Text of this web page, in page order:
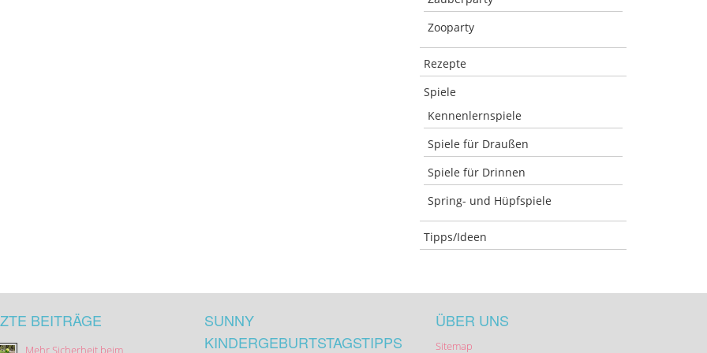
Zooparty
Rezepte
Spiele
Kennenlernspiele
Spiele für Draußen
Spiele für Drinnen
Spring- und Hüpfspiele
Tipps/Ideen
BEITRÄGE
Mehr Sicherheit beim
SUNNY
KINDERGEBURTSTAGSTIPPS
ÜBER UNS
Sitemap